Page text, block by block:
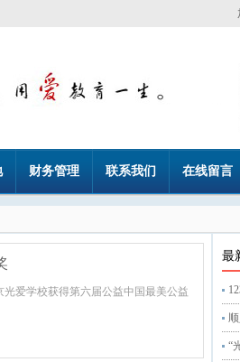
财务管理 联系我们 在线留言
爱学校获得第六届公益中国最美公益
最
“